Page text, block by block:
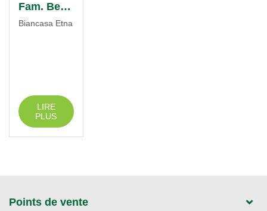
Fam. Bernard
Biancasa Etna
LIRE
PLUS
Points de vente